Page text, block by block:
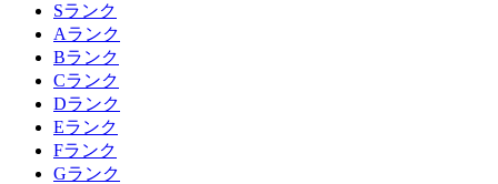
Sランク
Aランク
Bランク
Cランク
Dランク
Eランク
Fランク
Gランク